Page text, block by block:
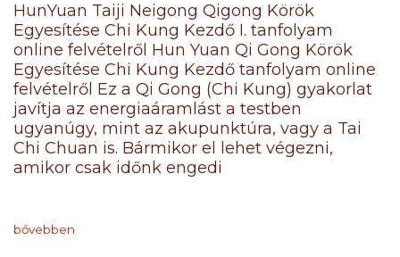
HunYuan Taiji Neigong Qigong Körök
Egyesítése Chi Kung Kezdő I. tanfolyam
online felvételről Hun Yuan Qi Gong Körök
Egyesítése Chi Kung Kezdő tanfolyam online
felvételről Ez a Qi Gong (Chi Kung) gyakorlat
javítja az energiaáramlást a testben
ugyanúgy, mint az akupunktúra, vagy a Tai
Chi Chuan is. Bármikor el lehet végezni,
amikor csak időnk engedi
bővebben